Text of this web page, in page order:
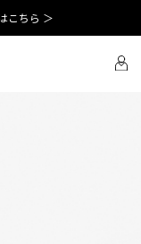
こちら ＞